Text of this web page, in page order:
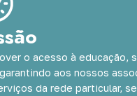
o acesso à educação,
aos nossos
da rede particular,